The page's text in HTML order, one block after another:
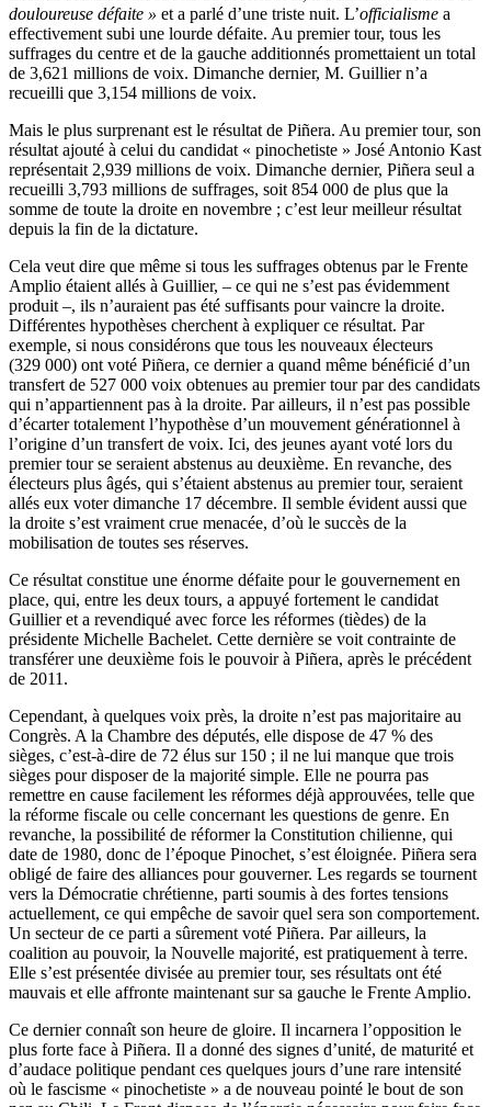
douloureuse défaite » et a parlé d’une triste nuit. L’officialisme a
effectivement subi une lourde défaite. Au premier tour, tous les
suffrages du centre et de la gauche additionnés promettaient un total
de 3,621 millions de voix. Dimanche dernier, M. Guillier n’a
recueilli que 3,154 millions de voix.
Mais le plus surprenant est le résultat de Piñera. Au premier tour, son
résultat ajouté à celui du candidat « pinochetiste » José Antonio Kast
représentait 2,939 millions de voix. Dimanche dernier, Piñera seul a
recueilli 3,793 millions de suffrages, soit 854 000 de plus que la
somme de toute la droite en novembre ; c’est leur meilleur résultat
depuis la fin de la dictature.
Cela veut dire que même si tous les suffrages obtenus par le Frente
Amplio étaient allés à Guillier, – ce qui ne s’est pas évidemment
produit –, ils n’auraient pas été suffisants pour vaincre la droite.
Différentes hypothèses cherchent à expliquer ce résultat. Par
exemple, si nous considérons que tous les nouveaux électeurs
(329 000) ont voté Piñera, ce dernier a quand même bénéficié d’un
transfert de 527 000 voix obtenues au premier tour par des candidats
qui n’appartiennent pas à la droite. Par ailleurs, il n’est pas possible
d’écarter totalement l’hypothèse d’un mouvement générationnel à
l’origine d’un transfert de voix. Ici, des jeunes ayant voté lors du
premier tour se seraient abstenus au deuxième. En revanche, des
électeurs plus âgés, qui s’étaient abstenus au premier tour, seraient
allés eux voter dimanche 17 décembre. Il semble évident aussi que
la droite s’est vraiment crue menacée, d’où le succès de la
mobilisation de toutes ses réserves.
Ce résultat constitue une énorme défaite pour le gouvernement en
place, qui, entre les deux tours, a appuyé fortement le candidat
Guillier et a revendiqué avec force les réformes (tièdes) de la
présidente Michelle Bachelet. Cette dernière se voit contrainte de
transférer une deuxième fois le pouvoir à Piñera, après le précédent
de 2011.
Cependant, à quelques voix près, la droite n’est pas majoritaire au
Congrès. A la Chambre des députés, elle dispose de 47 % des
sièges, c’est-à-dire de 72 élus sur 150 ; il ne lui manque que trois
sièges pour disposer de la majorité simple. Elle ne pourra pas
remettre en cause facilement les réformes déjà approuvées, telle que
la réforme fiscale ou celle concernant les questions de genre. En
revanche, la possibilité de réformer la Constitution chilienne, qui
date de 1980, donc de l’époque Pinochet, s’est éloignée. Piñera sera
obligé de faire des alliances pour gouverner. Les regards se tournent
vers la Démocratie chrétienne, parti soumis à des fortes tensions
actuellement, ce qui empêche de savoir quel sera son comportement.
Un secteur de ce parti a sûrement voté Piñera. Par ailleurs, la
coalition au pouvoir, la Nouvelle majorité, est pratiquement à terre.
Elle s’est présentée divisée au premier tour, ses résultats ont été
mauvais et elle affronte maintenant sur sa gauche le Frente Amplio.
Ce dernier connaît son heure de gloire. Il incarnera l’opposition le
plus forte face à Piñera. Il a donné des signes d’unité, de maturité et
d’audace politique pendant ces quelques jours d’une rare intensité
où le fascisme « pinochetiste » a de nouveau pointé le bout de son